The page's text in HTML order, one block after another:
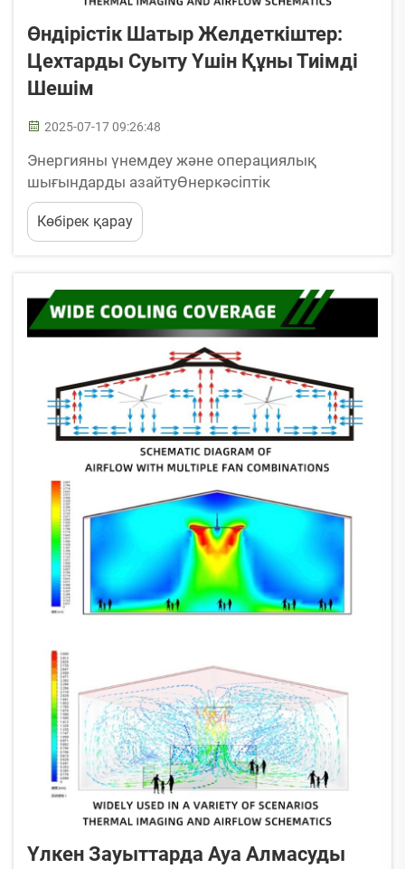
Өндірістік Шатыр Желдеткіштер:
Цехтарды Суыту Үшін Құны Тиімді
Шешім
2025-07-17 09:26:48
Энергияны үнемдеу және операциялық
шығындарды азайтуӨнеркәсіптік
желдеткіштерді пайдаланып энергия тұтыну
нормаларын азайтуӨнеркәсіптік желдеткіштер
ауа ағындарын оптимизациялау арқылы
атқарады, бұл салқындату жүйесінің тиімділігін
арттыруға ықпал етеді...
Көбірек қарау
Үлкен Зауыттарда Ауа Алмасуды